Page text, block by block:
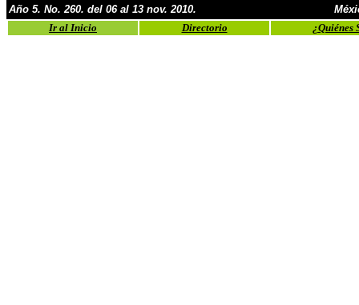
Año 5. No. 260. del 06 al 13 nov. 2010.
Ir al Inicio
Directorio ¿Quiénes